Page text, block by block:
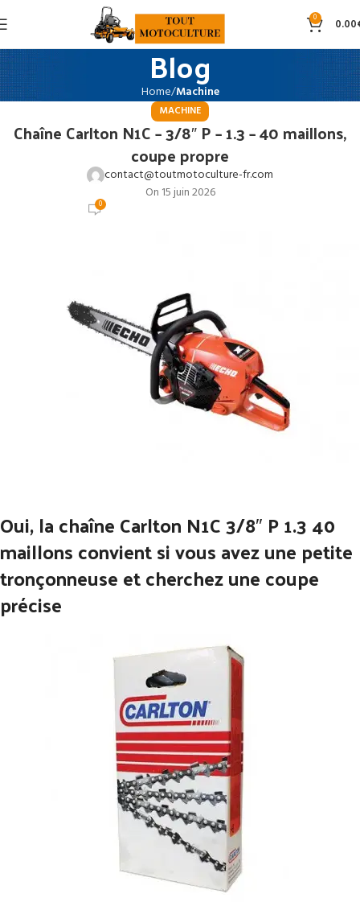
0 0.00
Blog
Home Machine
MACHINE
Chaîne Carlton N1C – 3/8″ P – 1.3 – 40 maillons,
coupe propre
contact@toutmotoculture-fr.com
On 15 juin 2026
0
Oui, la chaîne Carlton N1C 3/8″ P 1.3 40
maillons convient si vous avez une petite
tronçonneuse et cherchez une coupe
précise